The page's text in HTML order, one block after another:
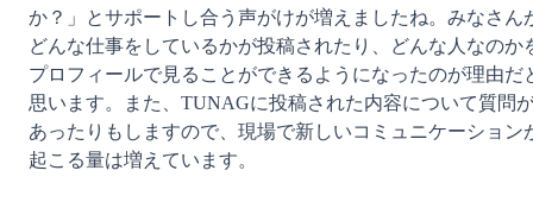
か？」とサポートし合う声がけが増えましたね。みなさん
どんな仕事をしているかが投稿されたり、どんな人なのか
プロフィールで見ることができるようになったのが理由だ
思います。また、TUNAGに投稿された内容について質問
あったりもしますので、現場で新しいコミュニケーション
起こる量は増えています。